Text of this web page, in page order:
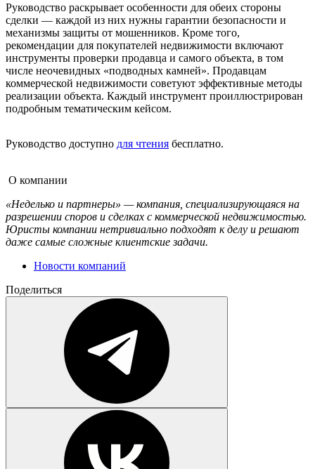
Руководство раскрывает особенности для обеих стороны
сделки — каждой из них нужны гарантии безопасности и
механизмы защиты от мошенников. Кроме того,
рекомендации для покупателей недвижимости включают
инструменты проверки продавца и самого объекта, в том
числе неочевидных «подводных камней». Продавцам
коммерческой недвижимости советуют эффективные методы
реализации объекта. Каждый инструмент проиллюстрирован
подробным тематическим кейсом.
Руководство доступно для чтения бесплатно.
О компании
«Неделько и партнеры» — компания, специализирующаяся на
разрешении споров и сделках с коммерческой недвижимостью.
Юристы компании нетривиально подходят к делу и решают
даже самые сложные клиентские задачи.
Новости компаний
Поделиться